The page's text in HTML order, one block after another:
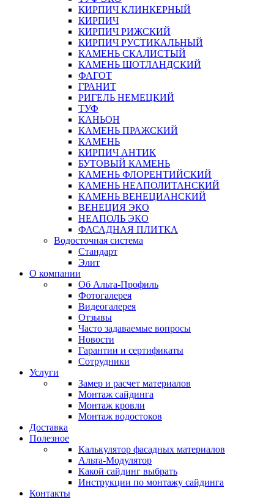
КИРПИЧ КЛИНКЕРНЫЙ
КИРПИЧ
КИРПИЧ РИЖСКИЙ
КИРПИЧ РУСТИКАЛЬНЫЙ
КАМЕНЬ СКАЛИСТЫЙ
КАМЕНЬ ШОТЛАНДСКИЙ
ФАГОТ
ГРАНИТ
РИГЕЛЬ НЕМЕЦКИЙ
ТУФ
КАНЬОН
КАМЕНЬ ПРАЖСКИЙ
КАМЕНЬ
КИРПИЧ АНТИК
БУТОВЫЙ КАМЕНЬ
КАМЕНЬ ФЛОРЕНТИЙСКИЙ
КАМЕНЬ НЕАПОЛИТАНСКИЙ
КАМЕНЬ ВЕНЕЦИАНСКИЙ
ВЕНЕЦИЯ ЭКО
НЕАПОЛЬ ЭКО
ФАСАДНАЯ ПЛИТКА
Водосточная система
Стандарт
Элит
О компании
Об Альта-Профиль
Фотогалерея
Видеогалерея
Отзывы
Часто задаваемые вопросы
Новости
Гарантии и сертификаты
Сотрудники
Услуги
Замер и расчет материалов
Монтаж сайдинга
Монтаж кровли
Монтаж водостоков
Доставка
Полезное
Калькулятор фасадных материалов
Альта-Модулятор
Какой сайдинг выбрать
Инструкции по монтажу сайдинга
Контакты